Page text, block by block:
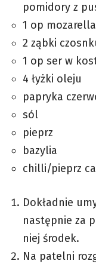
pomidory z
1 op mozarella
2 ząbki
1 op ser w
4 łyżki oleju
papryka
sól
pieprz
bazylia
chilli/pieprz
Dokładnie
następnie za
niej środek.
Na patelni